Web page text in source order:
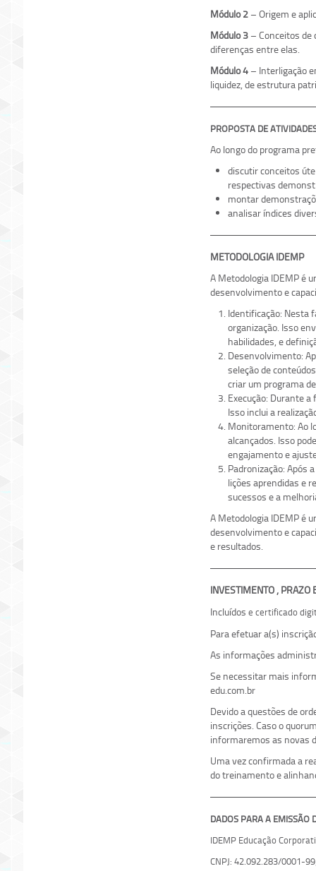
Módulo 2– Origem e
Módulo 3– Conceitos de
diferenças entre elas.
Módulo 4– Interligação
liquidez, de estrutura
PROPOSTA DE
Ao longo do programa
discutir conceitos
respectivas
montar
analisar índices
METODOLOGIA IDEMP
A Metodologia IDEMP é
desenvolvimento e
Identificação: Nesta
organização. Isso
habilidades, e
Desenvolvimento:
seleção de
criar um programa
Execução: Durante
Isso inclui a
Monitoramento: Ao
alcançados. Isso
engajamento e
Padronização: Após
lições aprendidas e
sucessos e a
A Metodologia IDEMP é
desenvolvimento e
e resultados.
INVESTIMENTO , PRAZO
Incluídos e certificado
Para efetuar a(s)
As informações
Se necessitar mais
edu.com.br
Devido a questões de
inscrições. Caso o
informaremos as novas
Uma vez confirmada a
do treinamento e
DADOS PARA A
IDEMP Educação
CNPJ: 42.092.283/0001-